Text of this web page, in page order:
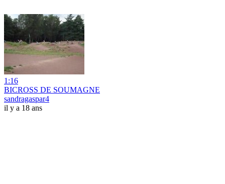
1:16
BICROSS DE SOUMAGNE
sandragaspar4
il y a 18 ans